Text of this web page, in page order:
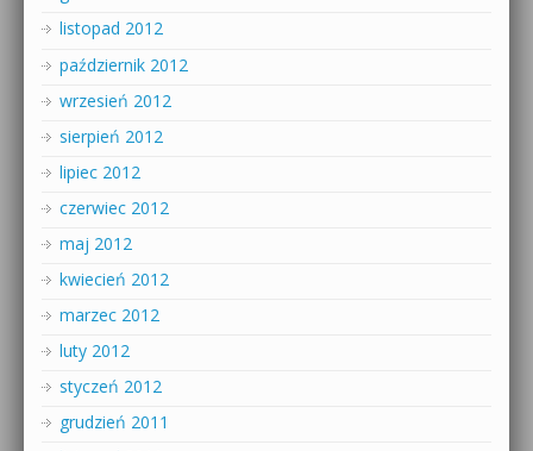
listopad 2012
październik 2012
wrzesień 2012
sierpień 2012
lipiec 2012
czerwiec 2012
maj 2012
kwiecień 2012
marzec 2012
luty 2012
styczeń 2012
grudzień 2011